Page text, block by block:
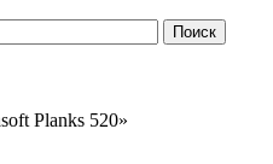
Planks 520»